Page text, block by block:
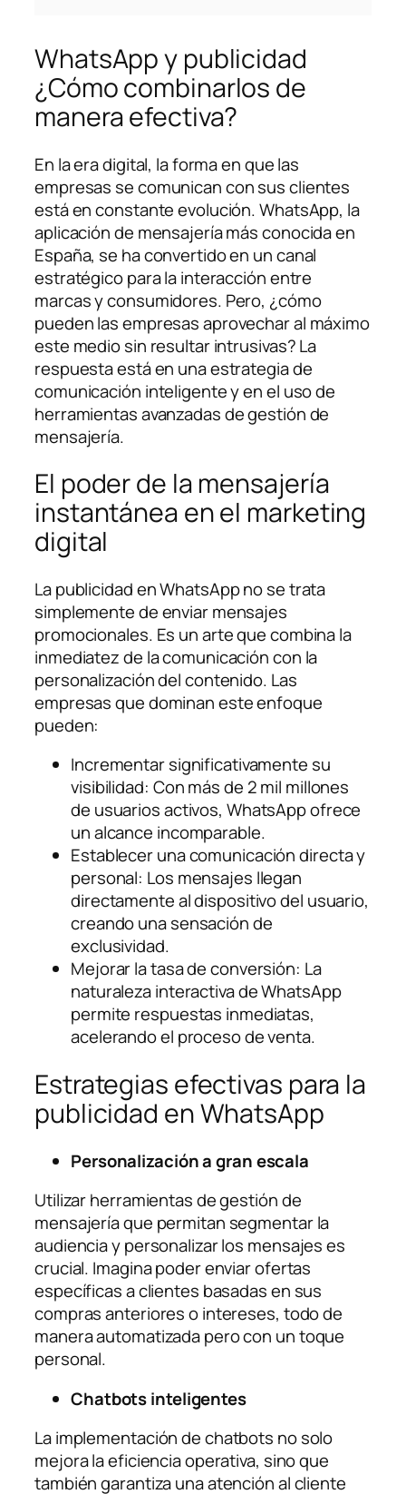
WhatsApp y publicidad
¿Cómo combinarlos de
manera efectiva?
En la era digital, la forma en que las
empresas se comunican con sus clientes
está en constante evolución. WhatsApp, la
aplicación de mensajería más conocida en
España, se ha convertido en un canal
estratégico para la interacción entre
marcas y consumidores. Pero, ¿cómo
pueden las empresas aprovechar al máximo
este medio sin resultar intrusivas? La
respuesta está en una estrategia de
comunicación inteligente y en el uso de
herramientas avanzadas de gestión de
mensajería.
El poder de la mensajería
instantánea en el marketing
digital
La publicidad en WhatsApp no se trata
simplemente de enviar mensajes
promocionales. Es un arte que combina la
inmediatez de la comunicación con la
personalización del contenido. Las
empresas que dominan este enfoque
pueden:
Incrementar significativamente su
visibilidad: Con más de 2 mil millones
de usuarios activos, WhatsApp ofrece
un alcance incomparable.
Establecer una comunicación directa y
personal: Los mensajes llegan
directamente al dispositivo del usuario,
creando una sensación de
exclusividad.
Mejorar la tasa de conversión: La
naturaleza interactiva de WhatsApp
permite respuestas inmediatas,
acelerando el proceso de venta.
Estrategias efectivas para la
publicidad en WhatsApp
Personalización a gran escala
Utilizar herramientas de gestión de
mensajería que permitan segmentar la
audiencia y personalizar los mensajes es
crucial. Imagina poder enviar ofertas
específicas a clientes basadas en sus
compras anteriores o intereses, todo de
manera automatizada pero con un toque
personal.
Chatbots inteligentes
La implementación de chatbots no solo
mejora la eficiencia operativa, sino que
también garantiza una atención al cliente